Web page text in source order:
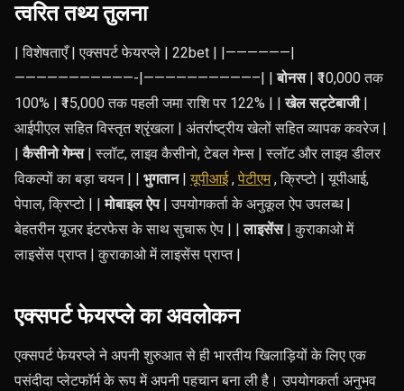
त्वरित तथ्य तुलना
| विशेषताएँ | एक्सपर्ट फेयरप्ले | 22bet | |——————|
———————————-|——————————–| |बोनस| ₹10,000 तक
100% | ₹15,000 तक पहली जमा राशि पर 122% | |खेल सट्टेबाजी|
आईपीएल सहित विस्तृत श्रृंखला | अंतर्राष्ट्रीय खेलों सहित व्यापक कवरेज |
|कैसीनो गेम्स| स्लॉट, लाइव कैसीनो, टेबल गेम्स | स्लॉट और लाइव डीलर
विकल्पों का बड़ा चयन | | भुगतान|यूपीआई,पेटीएम, क्रिप्टो | यूपीआई,
पेपाल, क्रिप्टो | |मोबाइल ऐप| उपयोगकर्ता के अनुकूल ऐप उपलब्ध |
बेहतरीन यूजर इंटरफेस के साथ सुचारू ऐप | |लाइसेंस| कुराकाओ में
लाइसेंस प्राप्त | कुराकाओ में लाइसेंस प्राप्त |
एक्सपर्ट फेयरप्ले का अवलोकन
एक्सपर्ट फेयरप्ले ने अपनी शुरुआत से ही भारतीय खिलाड़ियों के लिए एक
पसंदीदा प्लेटफॉर्म के रूप में अपनी पहचान बना ली है। उपयोगकर्ता अनुभव